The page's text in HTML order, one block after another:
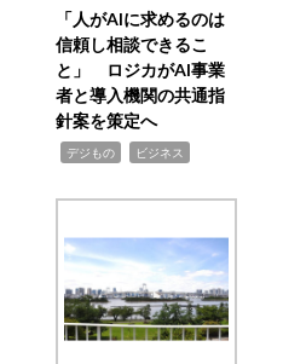
「人がAIに求めるのは
信頼し相談できるこ
と」 ロジカがAI事業
者と導入機関の共通指
針案を策定へ
デジもの ビジネス